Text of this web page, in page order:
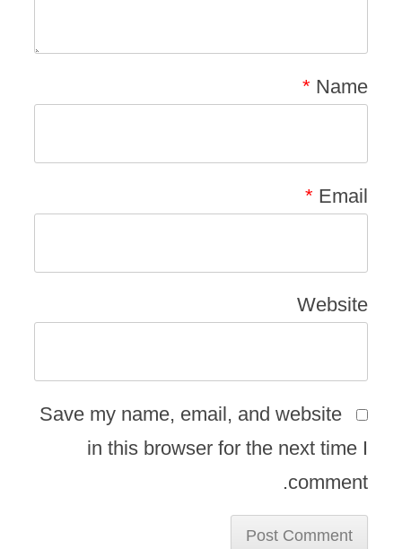
Name
*
Email
*
Website
Save my name, email, and website
in this browser for the next time I
comment.